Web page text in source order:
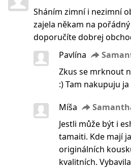
Sháním zimní i nezimní
zajela někam na
doporučíte dobrej
Pavlína
Zkus se mrknout
:) Tam nakupuju
Míša
Jestli může být i
tamaiti. Kde mají
originálních
kvalitních.